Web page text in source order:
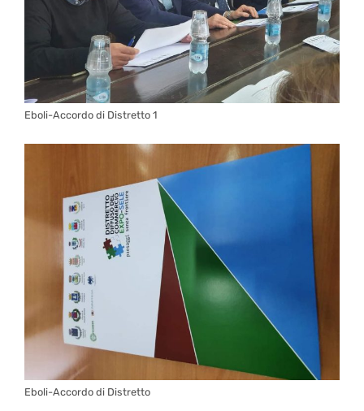
Eboli-Accordo di Distretto 1
Eboli-Accordo di Distretto